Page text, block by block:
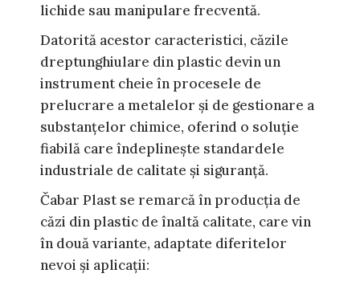
lichide sau manipulare frecventă.
Datorită acestor caracteristici, căzile
dreptunghiulare din plastic devin un
instrument cheie în procesele de
prelucrare a metalelor și de gestionare a
substanțelor chimice, oferind o soluție
fiabilă care îndeplinește standardele
industriale de calitate și siguranță.
Čabar Plast se remarcă în producția de
căzi din plastic de înaltă calitate, care vin
în două variante, adaptate diferitelor
nevoi și aplicații: